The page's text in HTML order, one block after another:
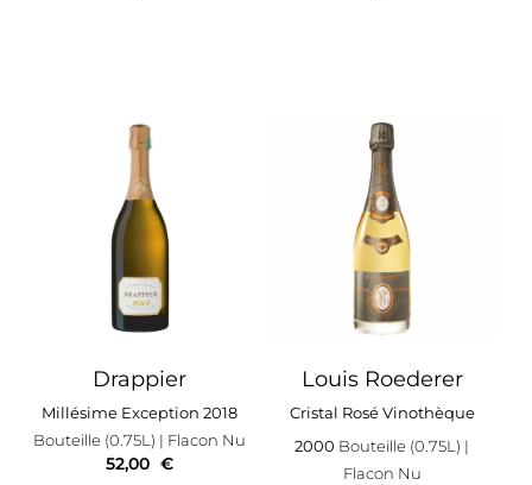
Drappier
Millésime Exception 2018
Bouteille (0.75L) | Flacon Nu
52,00 €
Louis Roederer
Cristal Rosé Vinothèque
2000 Bouteille (0.75L) |
Flacon Nu